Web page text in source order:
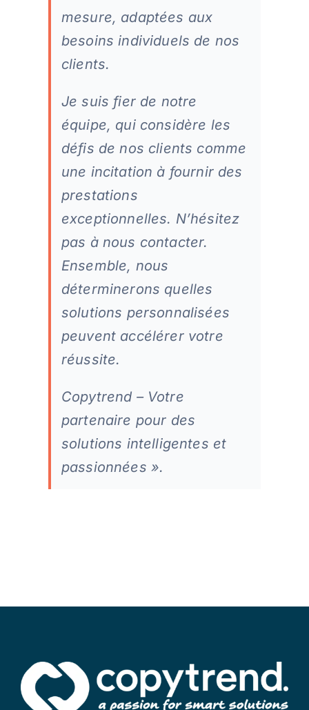
mesure, adaptées aux
besoins individuels de nos
clients.
Je suis fier de notre
équipe, qui considère les
défis de nos clients comme
une incitation à fournir des
prestations
exceptionnelles. N’hésitez
pas à nous contacter.
Ensemble, nous
déterminerons quelles
solutions personnalisées
peuvent accélérer votre
réussite.
Copytrend – Votre
partenaire pour des
solutions intelligentes et
passionnées ».